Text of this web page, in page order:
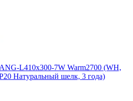
L410х300-7W Warm2700 (WH,
Натуральный шелк, 3 года)